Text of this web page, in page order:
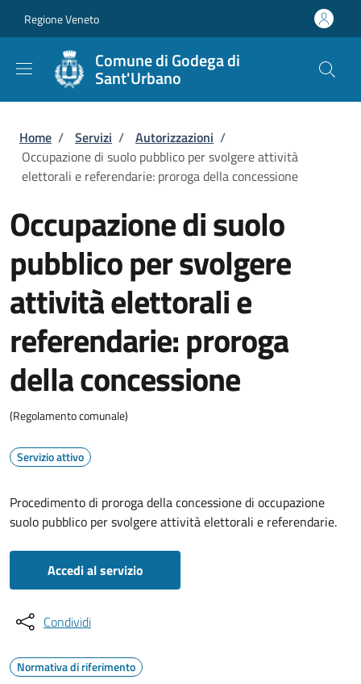
Regione Veneto
Comune di Godega di
Sant'Urbano
Briciole di pane
Home / Servizi / Autorizzazioni /
Occupazione di suolo pubblico per svolgere attività
elettorali e referendarie: proroga della concessione
Occupazione di suolo
pubblico per svolgere
attività elettorali e
referendarie: proroga
della concessione
(Regolamento comunale)
Servizio attivo
Procedimento di proroga della concessione di occupazione
suolo pubblico per svolgere attività elettorali e referendarie.
Accedi al servizio
Condividi
Normativa di riferimento